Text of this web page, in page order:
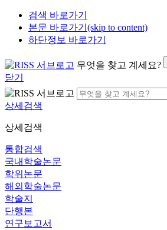
검색 바로가기
본문 바로가기(skip to content)
하단정보 바로가기
무엇을 찾고 계세요?
닫기
상세검색
상세검색
통합검색
국내학술논문
학위논문
해외학술논문
학술지
단행본
연구보고서